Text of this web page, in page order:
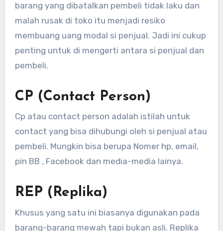
barang yang dibatalkan pembeli tidak laku dan
malah rusak di toko itu menjadi resiko
membuang uang modal si penjual. Jadi ini cukup
penting untuk di mengerti antara si penjual dan
pembeli.
CP (Contact Person)
Cp atau contact person adalah istilah untuk
contact yang bisa dihubungi oleh si penjual atau
pembeli. Mungkin bisa berupa Nomer hp, email,
pin BB , Facebook dan media-media lainya.
REP (Replika)
Khusus yang satu ini biasanya digunakan pada
barang-barang mewah tapi bukan asli. Replika